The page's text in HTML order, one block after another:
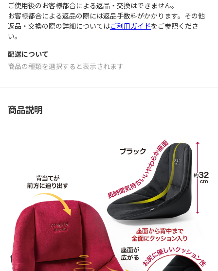
ご使用後のお客様都合による返品・交換はできません｡
お客様都合による返品の際には返品手数料がかかります。その他
返品・交換の際の詳細についてはご利用ガイドをご参照くださ
い。
配送について
商品の種類を選択すると表示されます
商品説明